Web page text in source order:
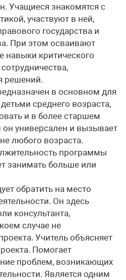
Учащиеся знакомятся с
участвуют в ней,
государства и
При этом осваивают
критического
решений.
в основном для
среднего возраста,
и в более старшем
он универсален и вызывает
любого возраста.
программы
занимать больше или
обратить на место
Он здесь
консультанта,
случае не
Учитель объясняет
Помогает
проблем, возникающих
Является одним